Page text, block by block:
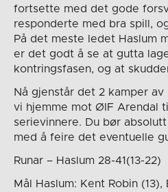
fortsette med det gode
responderte med bra spill,
På det meste ledet Haslum
er det godt å se at gutta
kontringsfasen, og at
Nå gjenstår det 2 kamper av
vi hjemme mot ØIF Arendal
serievinnere. Du bør
med å feire det eventuelle
Runar – Haslum 28-41(13-22)
Mål Haslum: Kent Robin